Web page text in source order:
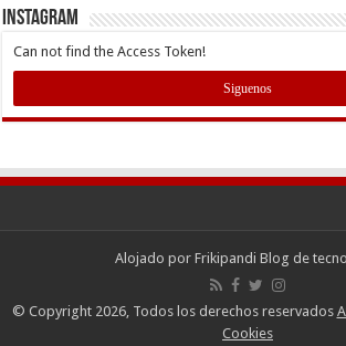
INSTAGRAM
Can not find the Access Token!
Siguenos
Alojado por Frikipandi Blog de
© Copyright 2026, Todos los derechos reservados
Cookies